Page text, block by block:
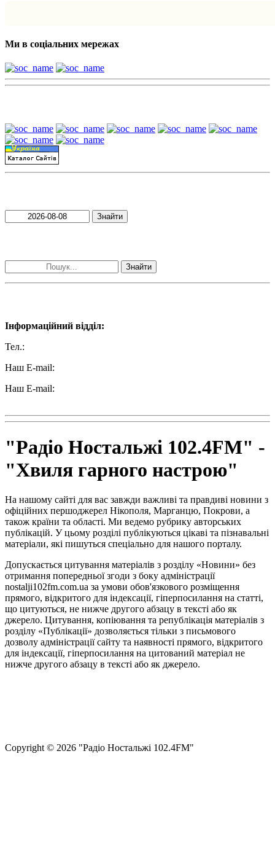
Ми в соціальних мережах
Знайти
Знайти
Інформаційний відділ:
Тел.:
Наш E-mail:
Наш E-mail:
"Радіо Ностальжі 102.4FM" -
"Хвиля гарного настрою"
На нашому сайті для вас завжди важливі та правдиві новини з
офіційних першоджерел Нікополя, Марганцю, Покрови, а
також країни та області. Ми ведемо рубрику авторських
публікацій. У цьому розділі публікуються цікаві та пізнавальні
матеріали, які пишуться спеціально для нашого порталу.
Допускається цитування матеріалів з розділу «Новини» без
отримання попередньої згоди з боку адміністрації
nostalji102fm.com.ua за умови обов'язкового розміщення
прямого, відкритого для індексації, гіперпосилання на статті,
що цитуються, не нижче другого абзацу в тексті або як
джерело. Цитування, копіювання та републікація матеріалів з
розділу «Публікації» дозволяється тільки з письмового
дозволу адміністрації сайту та наявності прямого, відкритого
для індексації, гіперпосилання на цитований матеріал не
нижче другого абзацу в тексті або як джерело.
Сopyright © 2026 "Радіо Ностальжі 102.4FM"